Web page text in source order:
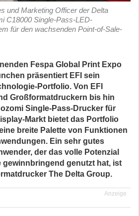
und Marketing Officer der Delta
C18000 Single-Pass-LED-
für den wachsenden Point-of-Sale-
Fespa Global Print Expo
präsentiert EFI sein
Portfolio. Von EFI
Großformatdruckern bis hin
Single-Pass-Drucker für
Markt bietet das Portfolio
breite Palette von Funktionen
Ein sehr gutes
der das volle Potenzial
gewinnbringend genutzt hat, ist
The Delta Group.
Anzeige